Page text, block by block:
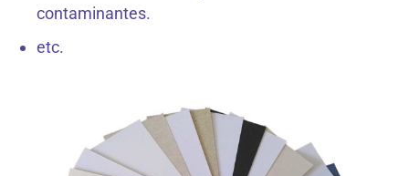
contaminantes.
etc.